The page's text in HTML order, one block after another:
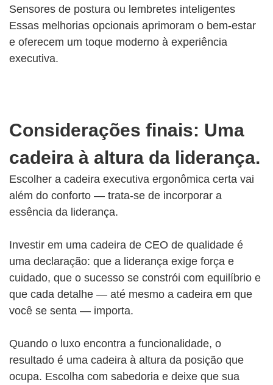
Sensores de postura ou lembretes inteligentes
Essas melhorias opcionais aprimoram o bem-estar
e oferecem um toque moderno à experiência
executiva.
Considerações finais: Uma
cadeira à altura da liderança.
Escolher a cadeira executiva ergonômica certa vai
além do conforto — trata-se de incorporar a
essência da liderança.
Investir em uma cadeira de CEO de qualidade é
uma declaração: que a liderança exige força e
cuidado, que o sucesso se constrói com equilíbrio e
que cada detalhe — até mesmo a cadeira em que
você se senta — importa.
Quando o luxo encontra a funcionalidade, o
resultado é uma cadeira à altura da posição que
ocupa. Escolha com sabedoria e deixe que sua